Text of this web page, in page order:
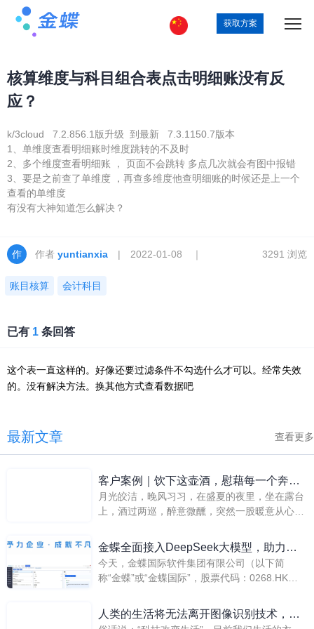
获取方案
核算维度与科目组合表点击明细账没有反
应？
k/3cloud 7.2.856.1版升级 到最新 7.3.1150.7版本
1、单维度查看明细账时维度跳转的不及时
2、多个维度查看明细账 ， 页面不会跳转 多点几次就会有图中报错
3、要是之前查了单维度 ，再查多维度他查明细账的时候还是上一个
查看的单维度
有没有大神知道怎么解决？
作者 yuntianxia | 2022-01-08 ｜
账目核算 会计科目
3291 浏览
已有 1 条回答
这个表一直这样的。好像还要过滤条件不勾选什么才可以。经常失效
的。没有解决方法。换其他方式查看数据吧
最新文章 查看更多
客户案例｜饮下这壶酒，慰藉每一个奔波
的肉身
月光皎洁，晚风习习，在盛夏的夜里，坐在露台
上，酒过两巡，醉意微醺，突然一股暖意从心间
烦恼忧思，从热情表白到羞涩暗恋，从诗词歌赋
到人生哲理，侃侃而谈，笑声朗朗，快意人生。
金蝶全面接入DeepSeek大模型，助力企
业加速AI应用！
今天，金蝶国际软件集团有限公司（以下简
称“金蝶”或“金蝶国际”，股票代码：0268.HK）
线SaaS应用及金蝶云苍穹平台，为客户提供更
高效、更安全、更低成本的智能解决方案。
人类的生活将无法离开图像识别技术，它